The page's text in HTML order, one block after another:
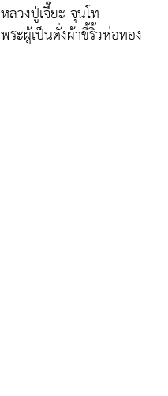
หลวงปู่เจี๊ยะ จุนโท
พระผู้เป็นดั่งผ้าขี้ริ้วห่อทอง